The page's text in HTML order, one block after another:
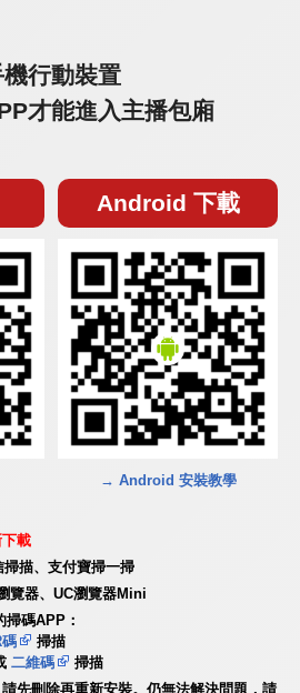
行動裝置
才能進入主播包廂
Android 下載
→ Android 安裝教學
載
描、支付寶掃一掃
覽器、UC瀏覽器Mini
碼APP：
掃描
二維碼
掃描
先刪除再重新安裝。仍無法解決問題，請